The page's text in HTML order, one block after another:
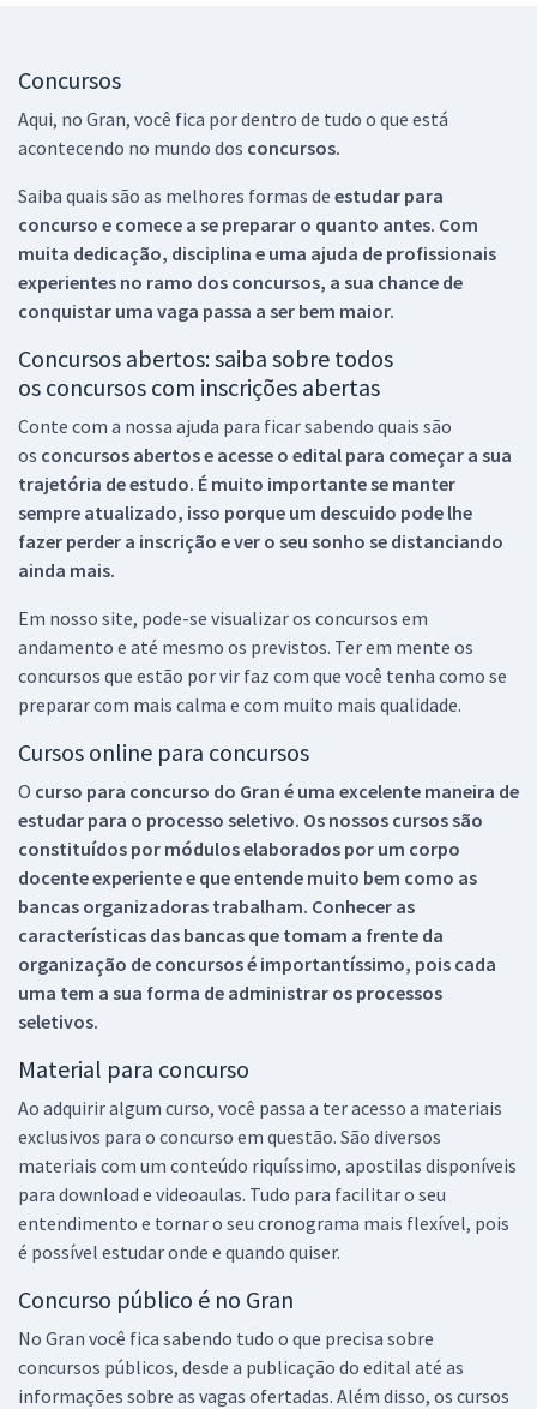
Concursos
Aqui, no Gran, você fica por dentro de tudo o que está
acontecendo no mundo dos concursos.
Saiba quais são as melhores formas de estudar para
concurso e comece a se preparar o quanto antes. Com
muita dedicação, disciplina e uma ajuda de profissionais
experientes no ramo dos concursos, a sua chance de
conquistar uma vaga passa a ser bem maior.
Concursos abertos: saiba sobre todos
os concursos com inscrições abertas
Conte com a nossa ajuda para ficar sabendo quais são
os concursos abertos e acesse o edital para começar a sua
trajetória de estudo. É muito importante se manter
sempre atualizado, isso porque um descuido pode lhe
fazer perder a inscrição e ver o seu sonho se distanciando
ainda mais.
Em nosso site, pode-se visualizar os concursos em
andamento e até mesmo os previstos. Ter em mente os
concursos que estão por vir faz com que você tenha como se
preparar com mais calma e com muito mais qualidade.
Cursos online para concursos
O curso para concurso do Gran é uma excelente maneira de
estudar para o processo seletivo. Os nossos cursos são
constituídos por módulos elaborados por um corpo
docente experiente e que entende muito bem como as
bancas organizadoras trabalham. Conhecer as
características das bancas que tomam a frente da
organização de concursos é importantíssimo, pois cada
uma tem a sua forma de administrar os processos
seletivos.
Material para concurso
Ao adquirir algum curso, você passa a ter acesso a materiais
exclusivos para o concurso em questão. São diversos
materiais com um conteúdo riquíssimo, apostilas disponíveis
para download e videoaulas. Tudo para facilitar o seu
entendimento e tornar o seu cronograma mais flexível, pois
é possível estudar onde e quando quiser.
Concurso público é no Gran
No Gran você fica sabendo tudo o que precisa sobre
concursos públicos, desde a publicação do edital até as
informações sobre as vagas ofertadas. Além disso, os cursos